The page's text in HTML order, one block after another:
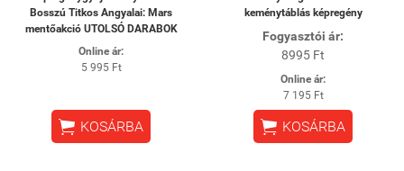
Bosszú Titkos Angyalai: Mars
mentőakció UTOLSÓ DARABOK
Online ár:
5 995 Ft
 KOSÁRBA
keménytáblás képregény
Fogyasztói ár:
8995 Ft
Online ár:
7 195 Ft
 KOSÁRBA